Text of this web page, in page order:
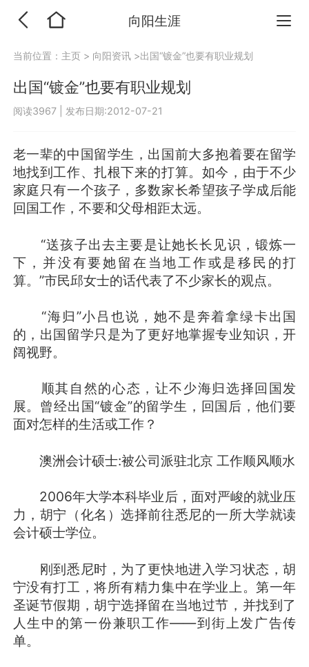
向阳生涯
当前位置： 主页 > 向阳资讯 >出国“镀金”也要有职业规划
出国“镀金”也要有职业规划
阅读3967 发布日期:2012-07-21
老一辈的中国留学生，出国前大多抱着要在留学
地找到工作、扎根下来的打算。如今，由于不少
家庭只有一个孩子，多数家长希望孩子学成后能
回国工作，不要和父母相距太远。
“送孩子出去主要是让她长长见识，锻炼一
下，并没有要她留在当地工作或是移民的打
算。”市民邱女士的话代表了不少家长的观点。
“海归”小吕也说，她不是奔着拿绿卡出国
的，出国留学只是为了更好地掌握专业知识，开
阔视野。
顺其自然的心态，让不少海归选择回国发
展。曾经出国“镀金”的留学生，回国后，他们要
面对怎样的生活或工作？
澳洲会计硕士:被公司派驻北京 工作顺风顺水
2006年大学本科毕业后，面对严峻的就业压
力，胡宁（化名）选择前往悉尼的一所大学就读
会计硕士学位。
刚到悉尼时，为了更快地进入学习状态，胡
宁没有打工，将所有精力集中在学业上。第一年
圣诞节假期，胡宁选择留在当地过节，并找到了
人生中的第一份兼职工作——到街上发广告传
单。